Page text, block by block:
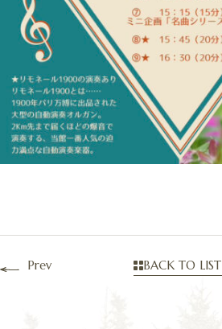
Prev BACK TO LIST